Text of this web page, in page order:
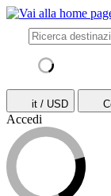
it / USD
Accedi